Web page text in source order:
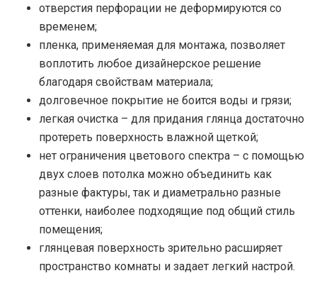
отверстия перфорации не деформируются со
временем;
пленка, применяемая для монтажа, позволяет
воплотить любое дизайнерское решение
благодаря свойствам материала;
долговечное покрытие не боится воды и грязи;
легкая очистка – для придания глянца достаточно
протереть поверхность влажной щеткой;
нет ограничения цветового спектра – с помощью
двух слоев потолка можно объединить как
разные фактуры, так и диаметрально разные
оттенки, наиболее подходящие под общий стиль
помещения;
глянцевая поверхность зрительно расширяет
пространство комнаты и задает легкий настрой.